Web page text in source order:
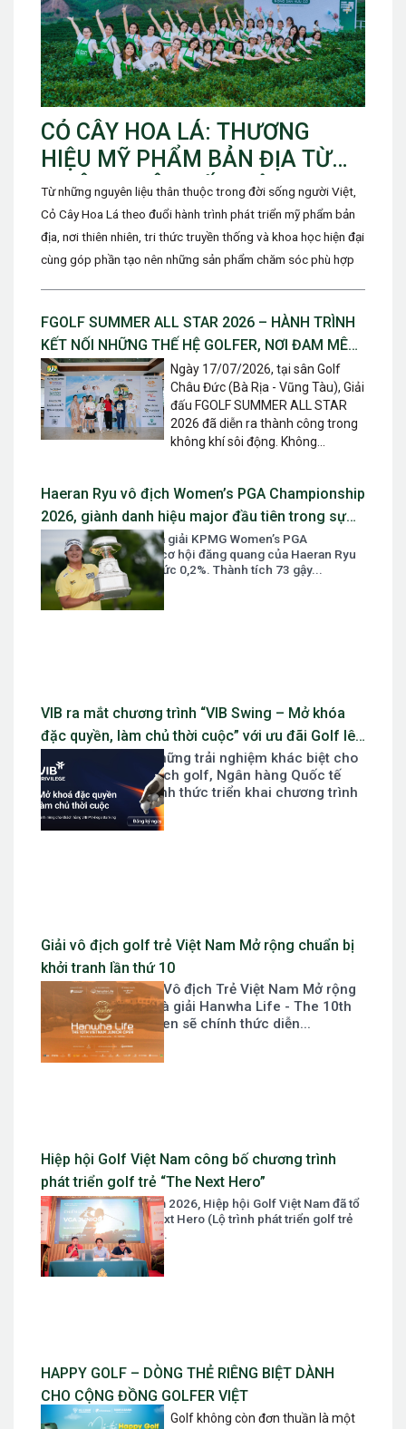
CỎ CÂY HOA LÁ: THƯƠNG
HIỆU MỸ PHẨM BẢN ĐỊA TỪ
THIÊN NHIÊN ĐẤT VIỆT
Từ những nguyên liệu thân thuộc trong đời sống người Việt,
Cỏ Cây Hoa Lá theo đuổi hành trình phát triển mỹ phẩm bản
địa, nơi thiên nhiên, tri thức truyền thống và khoa học hiện đại
cùng góp phần tạo nên những sản phẩm chăm sóc phù hợp
FGOLF SUMMER ALL STAR 2026 – HÀNH TRÌNH
KẾT NỐI NHỮNG THẾ HỆ GOLFER, NƠI ĐAM MÊ
ĐƯỢC TIẾP NỐI VÀ TỎA SÁNGNgày 17/07/2026, tại sân Golf
Châu Đức (Bà Rịa - Vũng Tàu), Giải
đấu FGOLF SUMMER ALL STAR
2026 đã diễn ra thành công trong
không khí sôi động. Không...
Haeran Ryu vô địch Women’s PGA Championship
2026, giành danh hiệu major đầu tiên trong sự
nghiệp
Sau vòng mở màn của giải KPMG Women’s PGA
Championship 2026, cơ hội đăng quang của Haeran Ryu
chỉ được dự đoán ở mức 0,2%. Thành tích 73 gậy...
VIB ra mắt chương trình “VIB Swing – Mở khóa
đặc quyền, làm chủ thời cuộc” với ưu đãi Golf lên
đến 10 triệu đồng
Nhằm mang đến những trải nghiệm khác biệt cho
khách hàng yêu thích golf, Ngân hàng Quốc tế
Việt Nam (VIB) chính thức triển khai chương trình
ưu đãi “VIB...
Giải vô địch golf trẻ Việt Nam Mở rộng chuẩn bị
khởi tranh lần thứ 10
Giải Hanwha Life - Vô địch Trẻ Việt Nam Mở rộng
lần thứ 10 hay gọi là giải Hanwha Life - The 10th
Vietnam Junior Open sẽ chính thức diễn...
Hiệp hội Golf Việt Nam công bố chương trình
phát triển golf trẻ “The Next Hero”
Ngày 07 tháng 03 năm 2026, Hiệp hội Golf Việt Nam đã tổ
chức Tọa đàm The Next Hero (Lộ trình phát triển golf trẻ
trong giai đoạn mới)....
HAPPY GOLF – DÒNG THẺ RIÊNG BIỆT DÀNH
CHO CỘNG ĐỒNG GOLFER VIỆT
Golf không còn đơn thuần là một